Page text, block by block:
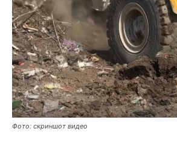
Фото: скриншот видео